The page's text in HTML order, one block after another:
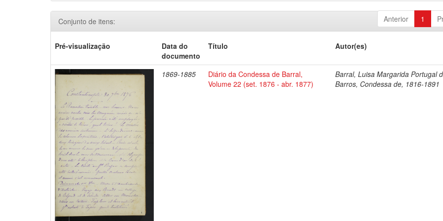
Anterior 1
Conjunto de itens:
Pré-visualização
Data do
documento
Título Autor(es)
1869-1885
Diário da Condessa de Barral,
Volume 22 (set. 1876 - abr. 1877)
Barral, Luisa Margarida Portugal
Barros, Condessa de, 1816-1891